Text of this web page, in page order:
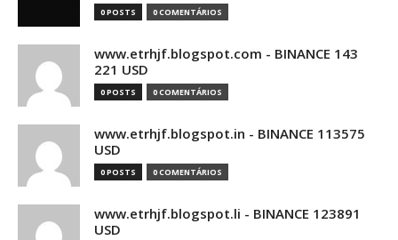
0 POSTS 0 COMENTÁRIOS
www.etrhjf.blogspot.com - BINANCE 143
221 USD
0 POSTS 0 COMENTÁRIOS
www.etrhjf.blogspot.in - BINANCE 113575
USD
0 POSTS 0 COMENTÁRIOS
www.etrhjf.blogspot.li - BINANCE 123891
USD